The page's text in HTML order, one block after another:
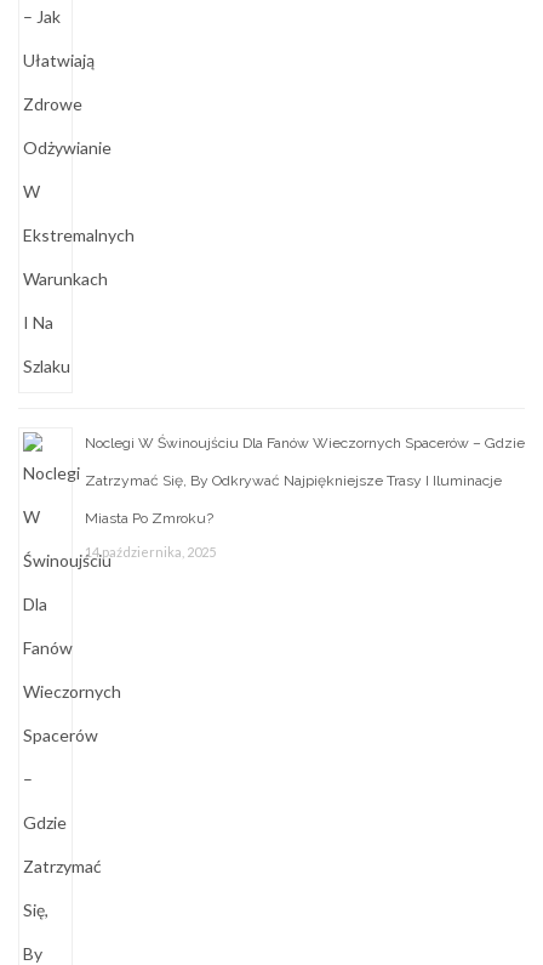
Noclegi W Świnoujściu Dla Fanów Wieczornych Spacerów – Gdzie
Zatrzymać Się, By Odkrywać Najpiękniejsze Trasy I Iluminacje
Miasta Po Zmroku?
14 października, 2025